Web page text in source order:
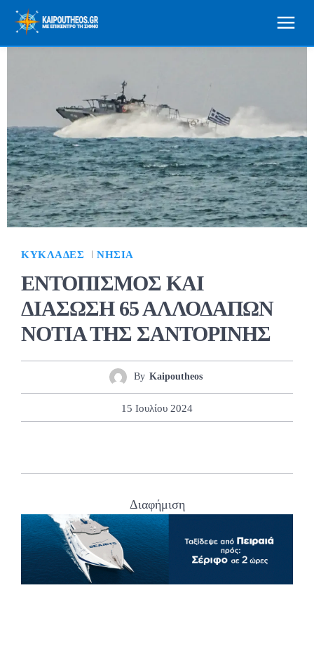
ΚΥΚΛΆΔΕΣ ΝΗΣΙΆ
ΕΝΤΟΠΙΣΜΟΣ ΚΑΙ
ΔΙΑΣΩΣΗ 65 ΑΛΛΟΔΑΠΩΝ
ΝΟΤΙΑ ΤΗΣ ΣΑΝΤΟΡΙΝΗΣ
By Kaipoutheos
15 Ιουλίου 2024
Διαφήμιση